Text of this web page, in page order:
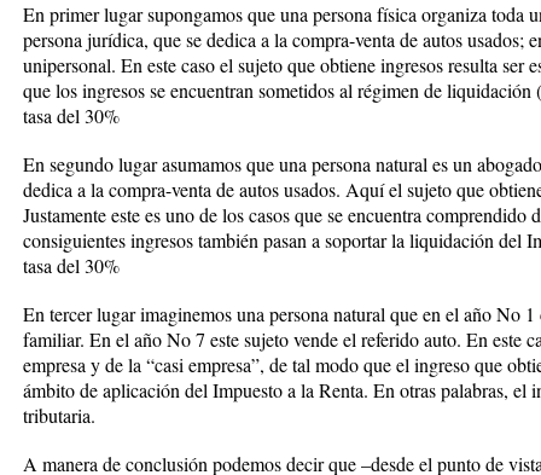
En primer lugar supongamos que una persona física organiza toda
persona jurídica, que se dedica a la compra-venta de autos usados;
unipersonal. En este caso el sujeto que obtiene ingresos resulta ser
que los ingresos se encuentran sometidos al régimen de
tasa del 30%
En segundo lugar asumamos que una persona natural es un
dedica a la compra-venta de autos usados. Aquí el sujeto que
Justamente este es uno de los casos que se encuentra
consiguientes ingresos también pasan a soportar la liquidación del
tasa del 30%
En tercer lugar imaginemos una persona natural que en el año No
familiar. En el año No 7 este sujeto vende el referido auto. En este
empresa y de la “casi empresa”, de tal modo que el ingreso que
ámbito de aplicación del Impuesto a la Renta. En otras palabras, el
tributaria.
A manera de conclusión podemos decir que –desde el punto de